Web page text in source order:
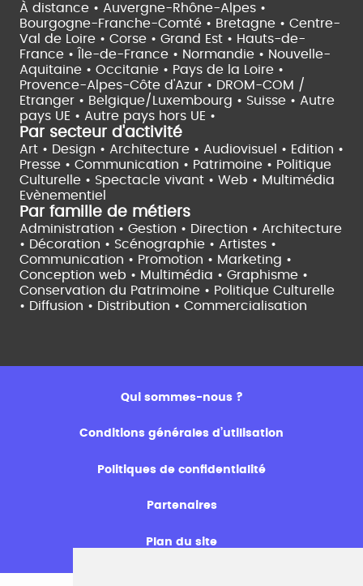
À distance • Auvergne-Rhône-Alpes •
Bourgogne-Franche-Comté • Bretagne • Centre-
Val de Loire • Corse • Grand Est • Hauts-de-
France •
Île-de-France • Normandie • Nouvelle-
Aquitaine • Occitanie • Pays de la Loire •
Provence-Alpes-Côte d'Azur • DROM-COM /
Etranger • Belgique/Luxembourg • Suisse • Autre
pays UE • Autre pays hors UE •
Par secteur d'activité
Art • Design • Architecture • Audiovisuel • Edition •
Presse • Communication • Patrimoine • Politique
Culturelle • Spectacle vivant • Web • Multimédia
Evènementiel
Par famille de métiers
Administration • Gestion • Direction • Architecture
• Décoration • Scénographie • Artistes •
Communication • Promotion • Marketing •
Conception web • Multimédia • Graphisme •
Conservation du Patrimoine • Politique Culturelle
• Diffusion • Distribution • Commercialisation
Qui sommes-nous ?
Conditions générales d’utilisation
Politiques de confidentialité
Partenaires
Plan du site